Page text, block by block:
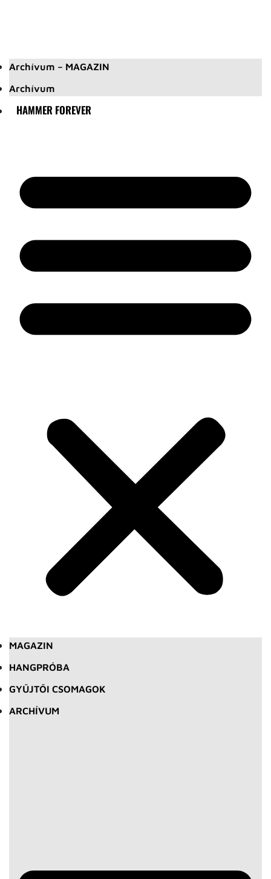
Archívum – MAGAZIN
Archívum
HAMMER FOREVER
MAGAZIN
HANGPRÓBA
GYŰJTŐI CSOMAGOK
ARCHÍVUM